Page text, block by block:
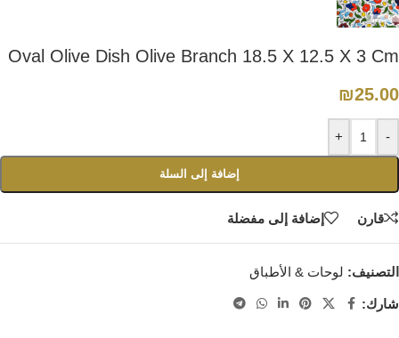
Oval Olive Dish Olive Branch 18.5 X 12.5 X 3 Cm
₪25.00
-
+
إضافة إلى السلة
قارن إضافة إلى مفضلة
التصنيف: لوحات & الأطباق
شارك: